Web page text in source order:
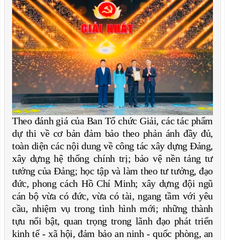
Theo đánh giá của Ban Tổ chức Giải, các tác phẩm
dự thi về cơ bản đảm bảo theo phản ánh đầy đủ,
toàn diện các nội dung về công tác xây dựng Đảng,
xây dựng hệ thống chính trị; bảo vệ nền tảng tư
tưởng của Đảng; học tập và làm theo tư tưởng, đạo
đức, phong cách Hồ Chí Minh; xây dựng đội ngũ
cán bộ vừa có đức, vừa có tài, ngang tầm với yêu
cầu, nhiệm vụ trong tình hình mới; những thành
tựu nổi bật, quan trọng trong lãnh đạo phát triển
kinh tế - xã hội, đảm bảo an ninh - quốc phòng, an